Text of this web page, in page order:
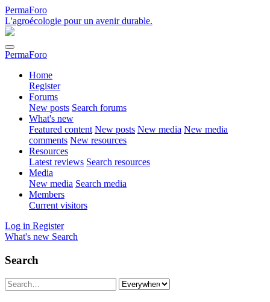
PermaForo
L'agroécologie pour un avenir durable.
PermaForo
Home
Register
Forums
New posts Search forums
What's new
Featured content New posts New media New media
comments New resources
Resources
Latest reviews Search resources
Media
New media Search media
Members
Current visitors
Log in Register
What's new Search
Search